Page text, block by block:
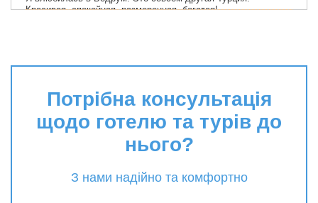
Потрібна консультація
щодо готелю та турів до
нього?
З нами надійно та комфортно